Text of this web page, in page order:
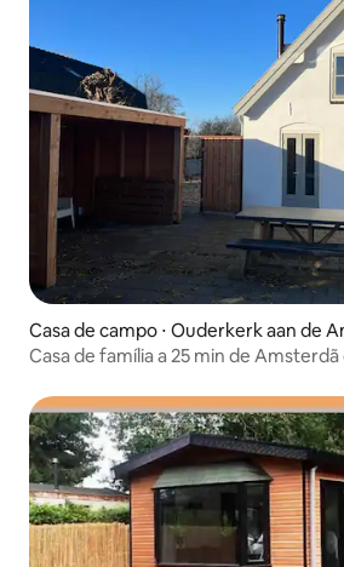
Casa de campo ⋅ Ouderkerk aan de
Casa de família a 25 min de Amsterdã